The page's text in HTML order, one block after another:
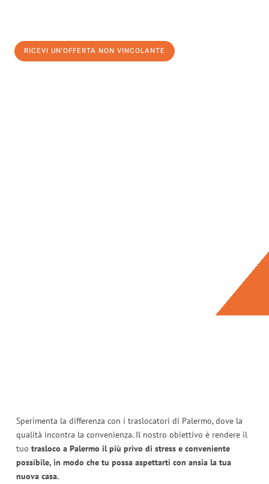
RICEVI UN'OFFERTA NON VINCOLANTE
Sperimenta la differenza con i traslocatori di Palermo, dove la
qualità incontra la convenienza. Il nostro obiettivo è rendere il
tuo trasloco a Palermo il più privo di stress e conveniente
possibile, in modo che tu possa aspettarti con ansia la tua
nuova casa.